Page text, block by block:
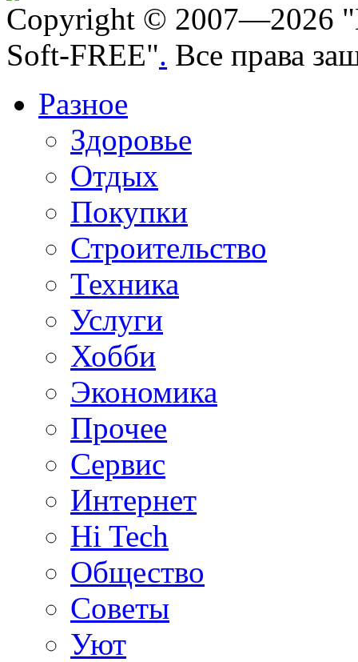
Copyright © 2007—2026
Soft-FREE". Все права
Разное
Здоровье
Отдых
Покупки
Строительство
Техника
Услуги
Хобби
Экономика
Прочее
Сервис
Интернет
Hi Tech
Общество
Советы
Уют